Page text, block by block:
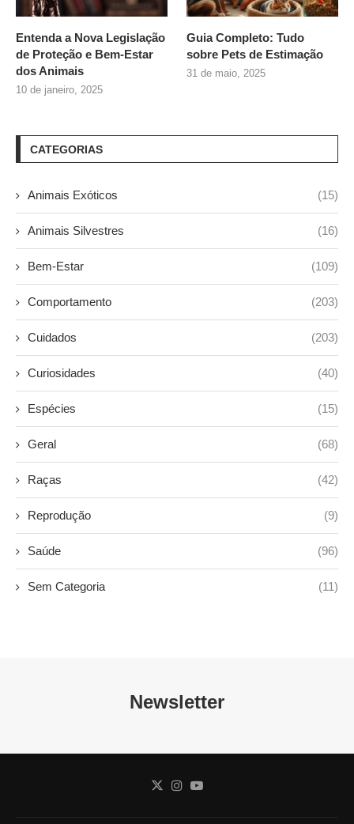
Entenda a Nova Legislação
de Proteção e Bem-Estar
dos Animais
10 de janeiro, 2025
Guia Completo: Tudo
sobre Pets de Estimação
31 de maio, 2025
CATEGORIAS
Animais Exóticos (15)
Animais Silvestres (16)
Bem-Estar (109)
Comportamento (203)
Cuidados (203)
Curiosidades (40)
Espécies (15)
Geral (68)
Raças (42)
Reprodução (9)
Saúde (96)
Sem Categoria (11)
Newsletter